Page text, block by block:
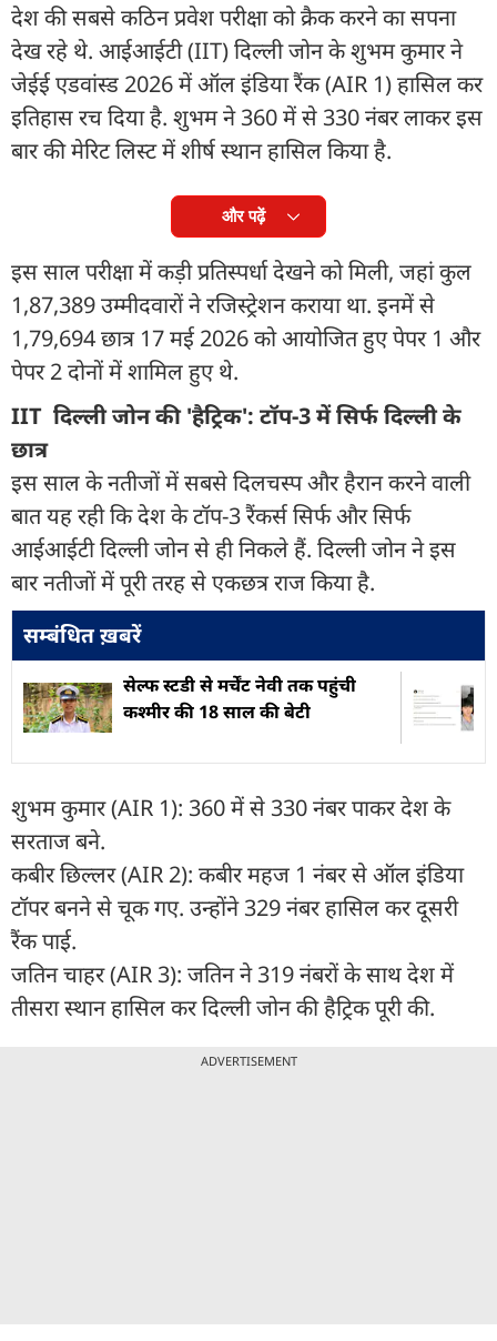
देश की सबसे कठिन प्रवेश परीक्षा को क्रैक करने का सपना
देख रहे थे. आईआईटी (IIT) दिल्ली जोन के शुभम कुमार ने
जेईई एडवांस्ड 2026 में ऑल इंडिया रैंक (AIR 1) हासिल कर
इतिहास रच दिया है. शुभम ने 360 में से 330 नंबर लाकर इस
बार की मेरिट लिस्ट में शीर्ष स्थान हासिल किया है.
और पढ़ें
इस साल परीक्षा में कड़ी प्रतिस्पर्धा देखने को मिली, जहां कुल
1,87,389 उम्मीदवारों ने रजिस्ट्रेशन कराया था. इनमें से
1,79,694 छात्र 17 मई 2026 को आयोजित हुए पेपर 1 और
पेपर 2 दोनों में शामिल हुए थे.
IIT दिल्ली जोन की 'हैट्रिक': टॉप-3 में सिर्फ दिल्ली के
छात्र
इस साल के नतीजों में सबसे दिलचस्प और हैरान करने वाली
बात यह रही कि देश के टॉप-3 रैंकर्स सिर्फ और सिर्फ
आईआईटी दिल्ली जोन से ही निकले हैं. दिल्ली जोन ने इस
बार नतीजों में पूरी तरह से एकछत्र राज किया है.
सम्बंधित ख़बरें
सेल्फ स्टडी से मर्चेंट नेवी तक पहुंची
कश्मीर की 18 साल की बेटी
शुभम कुमार (AIR 1): 360 में से 330 नंबर पाकर देश के
सरताज बने.
कबीर छिल्लर (AIR 2): कबीर महज 1 नंबर से ऑल इंडिया
टॉपर बनने से चूक गए. उन्होंने 329 नंबर हासिल कर दूसरी
रैंक पाई.
जतिन चाहर (AIR 3): जतिन ने 319 नंबरों के साथ देश में
तीसरा स्थान हासिल कर दिल्ली जोन की हैट्रिक पूरी की.
ADVERTISEMENT